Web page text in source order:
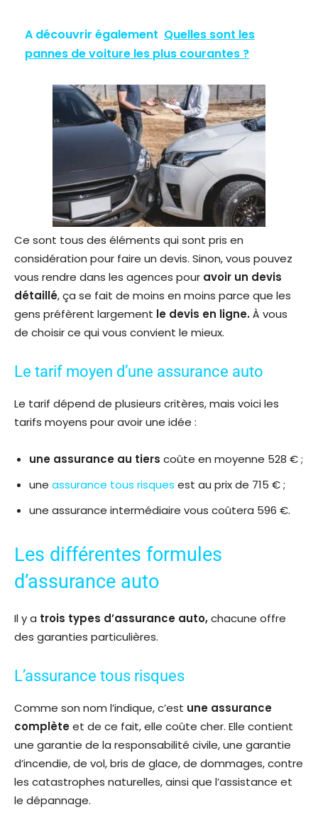
A découvrir également Quelles sont les
pannes de voiture les plus courantes ?
Ce sont tous des éléments qui sont pris en
considération pour faire un devis. Sinon, vous pouvez
vous rendre dans les agences pour avoir un devis
détaillé, ça se fait de moins en moins parce que les
gens préfèrent largement le devis en ligne.À vous
de choisir ce qui vous convient le mieux.
Le tarif moyen d’une assurance auto
Le tarif dépend de plusieurs critères, mais voici les
tarifs moyens pour avoir une idée :
une assurance au tiers coûte en moyenne 528 € ;
une assurance tous risques est au prix de 715 € ;
une assurance intermédiaire vous coûtera 596 €.
Les différentes formules
d’assurance auto
Il y a trois types d’assurance auto,chacune offre
des garanties particulières.
L’assurance tous risques
Comme son nom l’indique, c’est une assurance
complèteet de ce fait, elle coûte cher. Elle contient
une garantie de la responsabilité civile, une garantie
d’incendie, de vol, bris de glace, de dommages, contre
les catastrophes naturelles, ainsi que l’assistance et
le dépannage.